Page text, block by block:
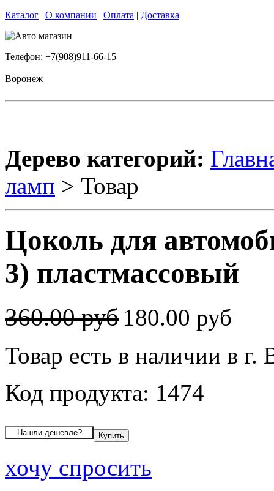
Каталог | О компании | Оплата | Доставка
Телефон: +7(908)911-66-15
Воронеж
Дерево категорий:
ламп > Товар
Цоколь для
3) пластмассовый
360.00 руб 180.00 руб
Товар есть в наличии в г.
Код продукта: 1474
хочу спросить